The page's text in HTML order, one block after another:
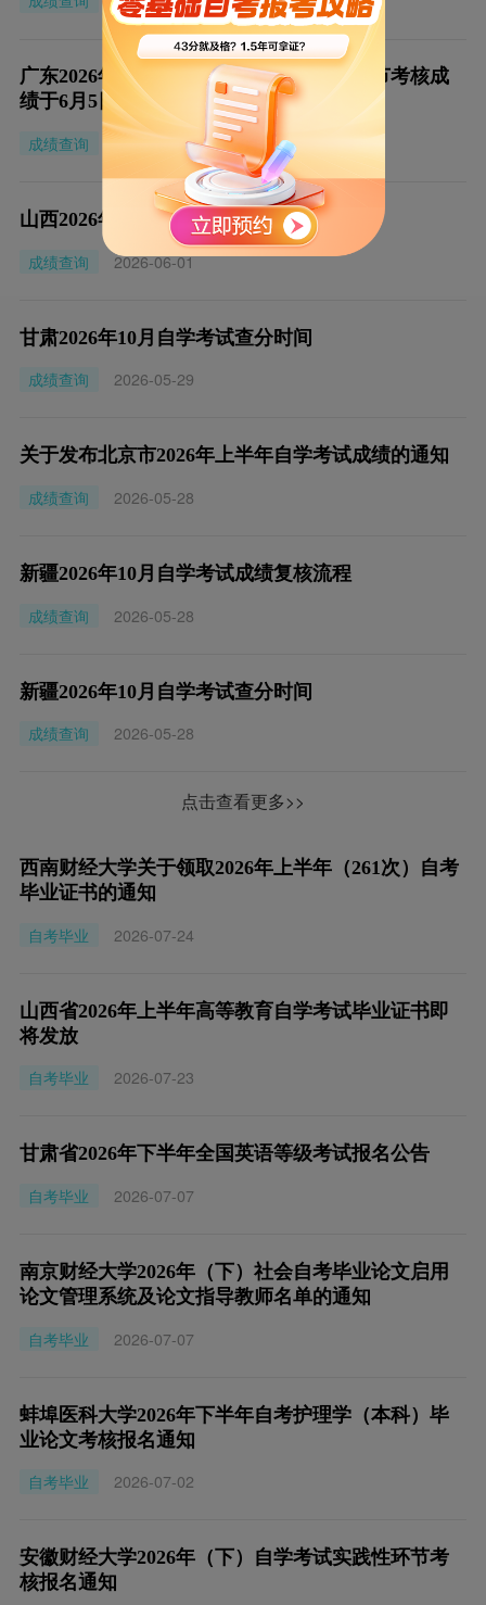
广东2026年上半年自学考试实践性学习环节考核成
绩于6月5日公布
成绩查询
2026-06-04
山西2026年10月自学考试查分时间
成绩查询
2026-06-01
甘肃2026年10月自学考试查分时间
成绩查询
2026-05-29
关于发布北京市2026年上半年自学考试成绩的通知
成绩查询
2026-05-28
新疆2026年10月自学考试成绩复核流程
成绩查询
2026-05-28
新疆2026年10月自学考试查分时间
成绩查询
2026-05-28
点击查看更多>>
西南财经大学关于领取2026年上半年（261次）自考
毕业证书的通知
自考毕业
2026-07-24
山西省2026年上半年高等教育自学考试毕业证书即
将发放
自考毕业
2026-07-23
甘肃省2026年下半年全国英语等级考试报名公告
自考毕业
2026-07-07
南京财经大学2026年（下）社会自考毕业论文启用
论文管理系统及论文指导教师名单的通知
自考毕业
2026-07-07
蚌埠医科大学2026年下半年自考护理学（本科）毕
业论文考核报名通知
自考毕业
2026-07-02
安徽财经大学2026年（下）自学考试实践性环节考
核报名通知